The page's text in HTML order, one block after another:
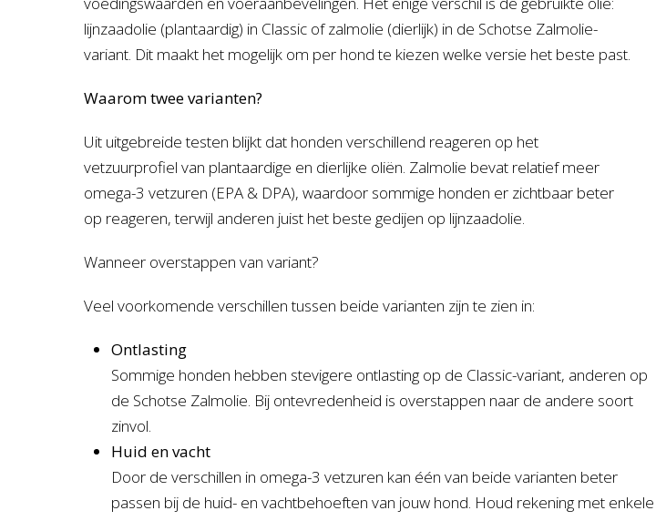
lijnzaadolie (plantaardig) in Classic of zalmolie (dierlijk) in de Schotse Zalmolie-
variant. Dit maakt het mogelijk om per hond te kiezen welke versie het beste past.
Waarom twee varianten?
Uit uitgebreide testen blijkt dat honden verschillend reageren op het
vetzuurprofiel van plantaardige en dierlijke oliën. Zalmolie bevat relatief meer
omega-3 vetzuren (EPA & DPA), waardoor sommige honden er zichtbaar beter
op reageren, terwijl anderen juist het beste gedijen op lijnzaadolie.
Wanneer overstappen van variant?
Veel voorkomende verschillen tussen beide varianten zijn te zien in:
Ontlasting
Sommige honden hebben stevigere ontlasting op de Classic-variant, anderen op
de Schotse Zalmolie. Bij ontevredenheid is overstappen naar de andere soort
zinvol.
Huid en vacht
Door de verschillen in omega-3 vetzuren kan één van beide varianten beter
passen bij de huid- en vachtbehoeften van jouw hond. Houd rekening met enkele